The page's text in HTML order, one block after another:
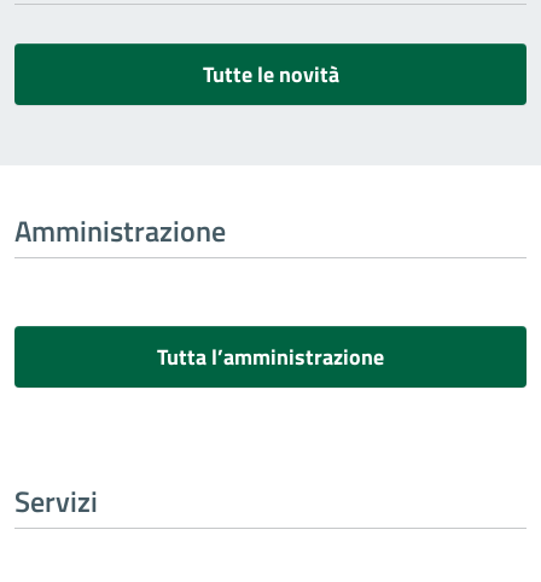
Tutte le novità
Amministrazione
Tutta l’amministrazione
Servizi